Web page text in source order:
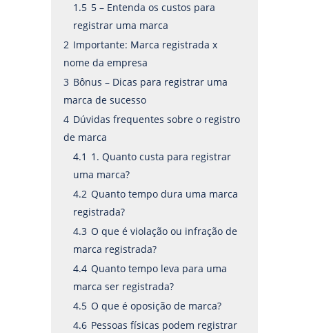
1.5 5 – Entenda os custos para
registrar uma marca
2 Importante: Marca registrada x
nome da empresa
3 Bônus – Dicas para registrar uma
marca de sucesso
4 Dúvidas frequentes sobre o registro
de marca
4.1 1. Quanto custa para registrar
uma marca?
4.2 Quanto tempo dura uma marca
registrada?
4.3 O que é violação ou infração de
marca registrada?
4.4 Quanto tempo leva para uma
marca ser registrada?
4.5 O que é oposição de marca?
4.6 Pessoas físicas podem registrar